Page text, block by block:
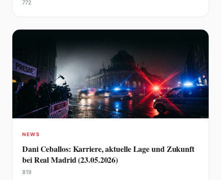
772
NEWS
Dani Ceballos: Karriere, aktuelle Lage und Zukunft
bei Real Madrid (23.05.2026)
819